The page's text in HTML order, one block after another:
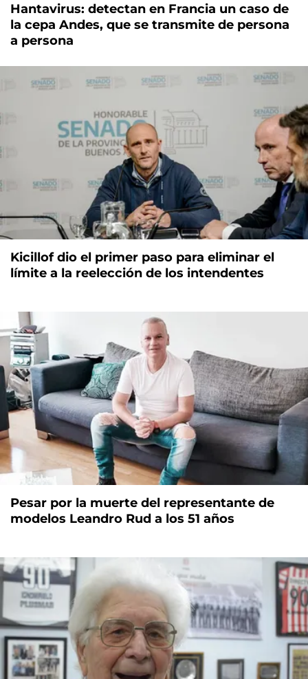
Hantavirus: detectan en Francia un caso de
la cepa Andes, que se transmite de persona
a persona
Kicillof dio el primer paso para eliminar el
límite a la reelección de los intendentes
Pesar por la muerte del representante de
modelos Leandro Rud a los 51 años